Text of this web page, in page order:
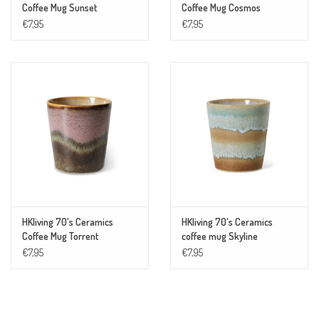
Coffee Mug Sunset
€7,95
Coffee Mug Cosmos
€7,95
HKliving 70's Ceramics
Coffee Mug Torrent
€7,95
HKliving 70's Ceramics
coffee mug Skyline
€7,95